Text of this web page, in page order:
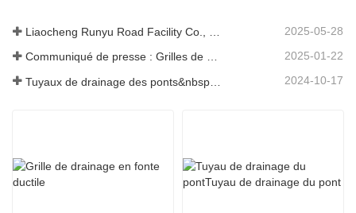
2025-05-28
Communiqué de presse : Grilles de drainage innovantes à haute résistance – Améliorer la sécurité et l'efficacité des infrastructures urbaines 2025-01-22
2024-10-17